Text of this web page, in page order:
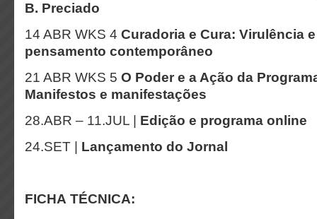
B. Preciado
14 ABR WKS 4 Curadoria e Cura: Virulência
pensamento contemporâneo
21 ABR WKS 5 O Poder e a Ação da
Manifestos e manifestações
28.ABR – 11.JUL |
Edição e programa online
24.SET |
Lançamento do Jornal
FICHA TÉCNICA: